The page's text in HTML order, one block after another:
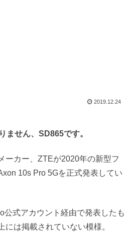
2019.12.24
ません、SD865です。
ーカー、ZTEが2020年の新型フ
10s Pro 5Gを正式発表してい
公式アカウント経由で発表したも
には掲載されていない模様。